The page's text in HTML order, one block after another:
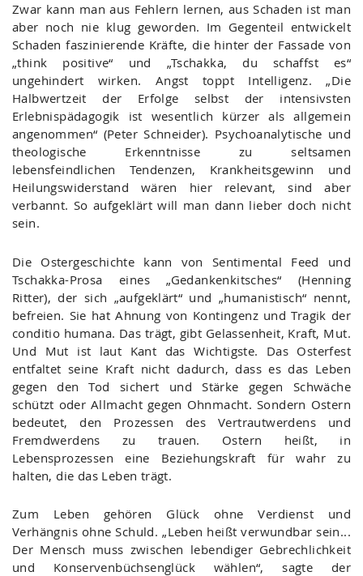
Zwar kann man aus Fehlern lernen, aus Schaden ist man
aber noch nie klug geworden. Im Gegenteil entwickelt
Schaden faszinierende Kräfte, die hinter der Fassade von
„think positive“ und „Tschakka, du schaffst es“
ungehindert wirken. Angst toppt Intelligenz. „Die
Halbwertzeit der Erfolge selbst der intensivsten
Erlebnispädagogik ist wesentlich kürzer als allgemein
angenommen“ (Peter Schneider). Psychoanalytische und
theologische Erkenntnisse zu seltsamen
lebensfeindlichen Tendenzen, Krankheitsgewinn und
Heilungswiderstand wären hier relevant, sind aber
verbannt. So aufgeklärt will man dann lieber doch nicht
sein.
Die Ostergeschichte kann von Sentimental Feed und
Tschakka-Prosa eines „Gedankenkitsches“ (Henning
Ritter), der sich „aufgeklärt“ und „humanistisch“ nennt,
befreien. Sie hat Ahnung von Kontingenz und Tragik der
conditio humana. Das trägt, gibt Gelassenheit, Kraft, Mut.
Und Mut ist laut Kant das Wichtigste. Das Osterfest
entfaltet seine Kraft nicht dadurch, dass es das Leben
gegen den Tod sichert und Stärke gegen Schwäche
schützt oder Allmacht gegen Ohnmacht. Sondern Ostern
bedeutet, den Prozessen des Vertrautwerdens und
Fremdwerdens zu trauen. Ostern heißt, in
Lebensprozessen eine Beziehungskraft für wahr zu
halten, die das Leben trägt.
Zum Leben gehören Glück ohne Verdienst und
Verhängnis ohne Schuld. „Leben heißt verwundbar sein...
Der Mensch muss zwischen lebendiger Gebrechlichkeit
und Konservenbüchsenglück wählen“, sagte der